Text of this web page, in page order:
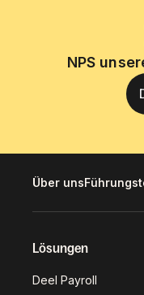
NPS
Über uns
Lösungen
Deel Payroll